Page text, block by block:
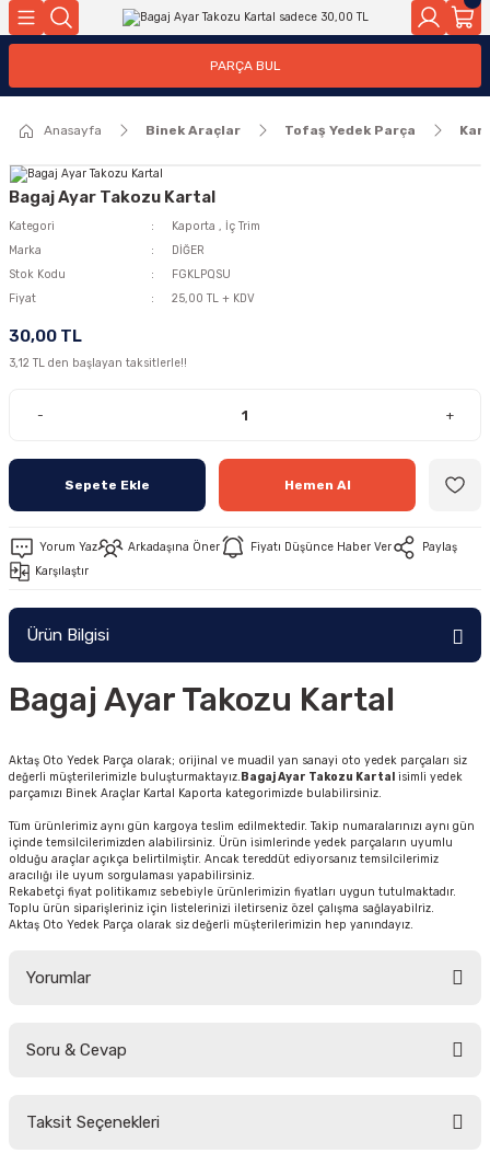
Geri Dön
Geri Dön
PARÇA BUL
Anasayfa Binek Araçlar Tofaş Yedek Parça
Bagaj Ayar Takozu Kartal
Kategori Kaporta , İç Trim
Marka
DİĞER
Stok Kodu
FGKLPQSU
Fiyat
25,00 TL + KDV
30,00 TL
3,12 TL den başlayan taksitlerle!!
- +
Sepete Ekle Hemen Al
Yorum Yaz Arkadaşına Öner Fiyatı Düşünce Haber Ver
Paylaş
Karşılaştır
Ürün Bilgisi
Bagaj Ayar Takozu Kartal
Aktaş Oto Yedek Parça olarak; orijinal ve muadil yan sanayi oto yedek parçaları siz
değerli müşterilerimizle buluşturmaktayız.Bagaj Ayar Takozu Kartal isimli yedek
parçamızı Binek Araçlar Kartal Kaporta kategorimizde bulabilirsiniz.
Tüm ürünlerimiz aynı gün kargoya teslim edilmektedir. Takip numaralarınızı aynı gün
içinde temsilcilerimizden alabilirsiniz. Ürün isimlerinde yedek parçaların uyumlu
olduğu araçlar açıkça belirtilmiştir. Ancak tereddüt ediyorsanız temsilcilerimiz
aracılığı ile uyum sorgulaması yapabilirsiniz.
Rekabetçi fiyat politikamız sebebiyle ürünlerimizin fiyatları uygun tutulmaktadır.
Toplu ürün siparişleriniz için listelerinizi iletirseniz özel çalışma sağlayabilriz.
Aktaş Oto Yedek Parça olarak siz değerli müşterilerimizin hep yanındayız.
Yorumlar
Soru & Cevap
Taksit Seçenekleri